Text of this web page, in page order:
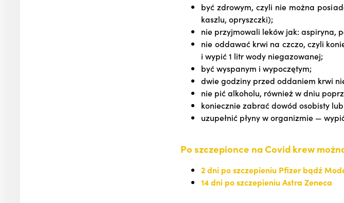
być zdrowym, czyli nie można
kaszlu, opryszczki);
nie przyjmowali leków jak: aspiryna,
nie oddawać krwi na czczo, czyli
i wypić 1 litr wody niegazowanej;
być wyspanym i wypoczętym;
dwie godziny przed oddaniem krwi
nie pić alkoholu, również w dniu
koniecznie zabrać dowód osobisty
uzupełnić płyny w organizmie —
Po szczepionce na Covid krew
2 dni po szczepieniu Pfizer bądź
14 dni po szczepieniu Astra Zeneca